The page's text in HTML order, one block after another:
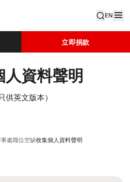
EN
立即捐款
人資料聲明
供英文版本）
處職位空缺收集個人資料聲明